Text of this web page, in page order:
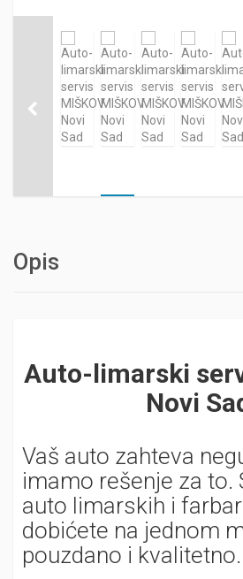
Opis
Auto-limarski
Novi
Vaš auto zahteva
imamo rešenje za to.
auto limarskih i
dobićete na jednom
pouzdano i kvalitetno.